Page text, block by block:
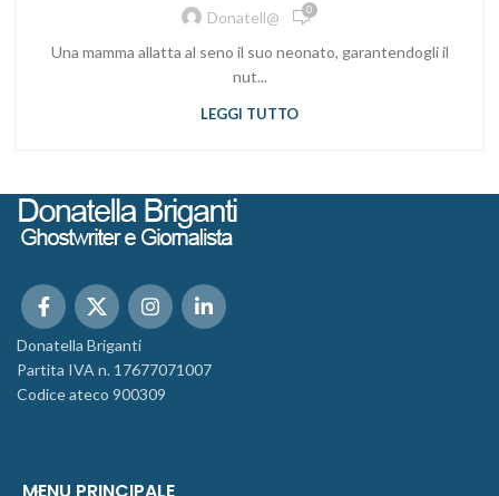
Donatell@ 0
Una mamma allatta al seno il suo neonato, garantendogli il
nut...
LEGGI TUTTO
Donatella Briganti
Partita IVA n. 17677071007
Codice ateco 900309
MENU PRINCIPALE